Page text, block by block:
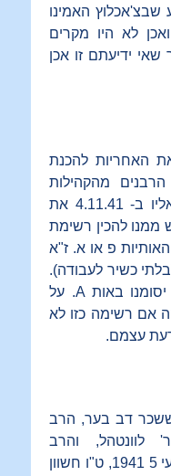
שבצ'אכלוץ האמינו
לא היו מקרים
ידיעתם זו אכן
האחריות להכנת
מהקהילות
השונות שהיו בין המגורשים. הוא זימן אליו ב- 4.11.41 את
ממנו להכין רשימת
פ או א. ז"א
כשיר לעבודה).
A. על
אם רשימה כזו לא
דעת עצמם.
דב בער, הרב
לוונטהל, והרב
מוואלאדיפלאבוב. הדיון התחיל ביום רביעי 5 1941, ט"ו חשוון